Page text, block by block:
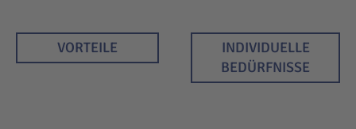
VORTEILE
INDIVIDUELLE
BEDÜRFNISSE